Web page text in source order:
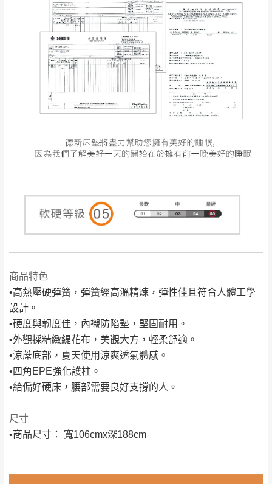
商品特色
•高熱壓硬彈簧，彈簧經高溫精煉，彈性佳且符合人體工學
設計。
•硬度與韌度佳，內襯防陷墊，堅固耐用。
•外觀採精緻緹花布，美觀大方，輕柔舒適。
•涼蓆底部，夏天使用涼爽透氣體感。
•四角EPE強化護柱。
•給偏好硬床，腰部需要良好支撐的人。
尺寸
•商品尺寸： 寬106cmx深188cm
配送天數：5~14天
到貨時間：指定送貨日當天以電話聯絡確認
｜周（一）配送部門固定公休無送貨｜
台北市、新北市地區固定每周(三)、(日)兩天收送貨
雄、屏東、宜蘭、 花蓮、台東、金門、馬祖、澎湖地區
加收說明
。
。
其它注意事項
本司貨車運送如因路況不佳、天候惡劣、過於偏遠之
山區內等，或收貨地點搬運過於困難等因素，導致無
法順利配送，本公司除了盡最大努力完成配送外，視
狀況保有出貨的權利。
支付。
工作天內送達，如遇國定假日將順延寄送。
退換貨說明：
若收到不良品，請於到貨日起七日內通知本
公司客服人員，我們將為您更換新品，運費
皆由本站負責，所有退回及換貨之商品必須
是全新狀態且完整包裝，床墊、床包、枕頭
類產品需為未拆封狀態(請保持商品、附件、
性)，若未依照上述方式處理，恕無法接受退
電腦螢幕的設定色差或解析度等因素， 與實
際商品的顏色、質感稍有不同，如因此而需
退換貨，需自付來回運費及人資成本
詳細尺寸以實品為主。
內通知客服人員(Line@ ID：@dershin
須保持商品全新狀態與完整包裝。鑑賞期間
若發生非本司因素致使之汙損破壞，恕無法
辦理退換貨。
台北市、新北市地區固定每周(三)、(日)兩天
期，商品使用年限，因客人使用習慣、居家
件短缺，則維修、搬運費用，需由消費者自